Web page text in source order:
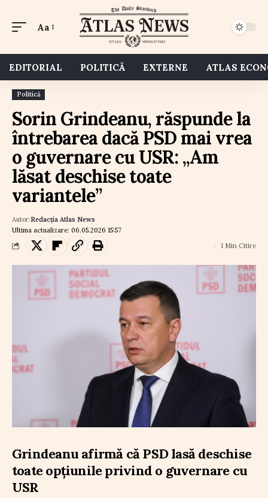
Aa
EDITORIAL POLITICĂ EXTERNE ATLAS
Politică
Sorin Grindeanu, răspunde la
întrebarea dacă PSD mai vrea
o guvernare cu USR: „Am
lăsat deschise toate
variantele”
Ultima actualizare: 06.05.2026 15:57
Autor:Redacția Atlas News
1 Min Citire
Grindeanu afirmă că PSD lasă deschise
toate opțiunile privind o guvernare cu
USR